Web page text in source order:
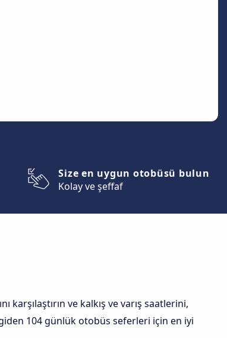
Size en uygun otobüsü bulun
Kolay ve şeffaf
ve kalkış ve varış saatlerini,
104 günlük otobüs seferleri için en iyi